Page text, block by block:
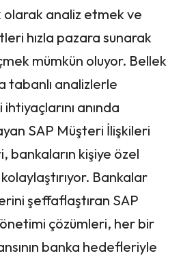
olarak analiz etmek ve
hızla pazara sunarak
mümkün oluyor. Bellek
tabanlı analizlerle
anında
SAP Müşteri İlişkileri
bankaların kişiye özel
Bankalar
şeffaflaştıran SAP
çözümleri, her bir
banka hedefleriyle